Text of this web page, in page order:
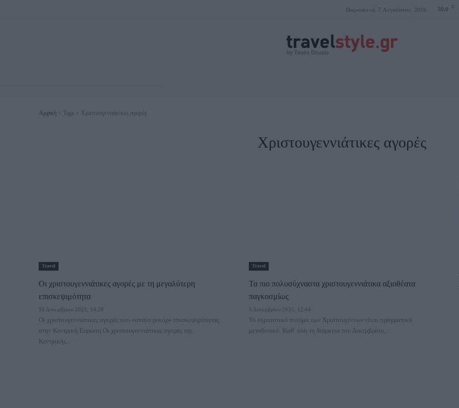
Παρασκευή, 7 Αυγούστου, 2026 30.9 C
Αρχική Tags Χριστουγεννιάτικες αγορές
Χριστουγεννιάτικες αγορές
Travel
Οι χριστουγεννιάτικες αγορές με τη μεγαλύτερη
επισκεψιμότητα
16 Δεκεμβρίου 2025, 14:28
Οι χριστουγεννιάτικες αγορές που «σπάνε ρεκόρ» επισκεψιμότητας
στην Κεντρική Ευρώπη Οι χριστουγεννιάτικες αγορές της
Κεντρικής...
Travel
Τα πιο πολυσύχναστα χριστουγεννιάτικα αξιοθέατα
παγκοσμίως
5 Δεκεμβρίου 2025, 12:44
Το εορταστικό πνεύμα των Χριστουγέννων είναι πραγματικά
μεταδοτικό. Καθ’ όλη τη διάρκεια του Δεκεμβρίου,...